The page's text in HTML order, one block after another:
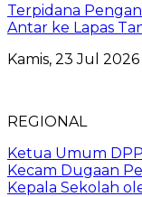
Terpidana
Antar ke Lapas
Kamis, 23 Jul
REGIONAL
Ketua Umum
Kecam Dugaan
Kepala Sekolah